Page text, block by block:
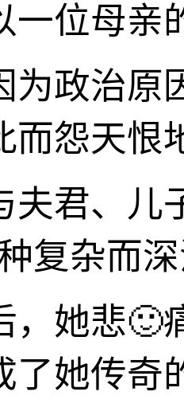
一位母
为政治原
而怨天恨
夫君、儿
复杂而深
，她悲🙂
了她传奇